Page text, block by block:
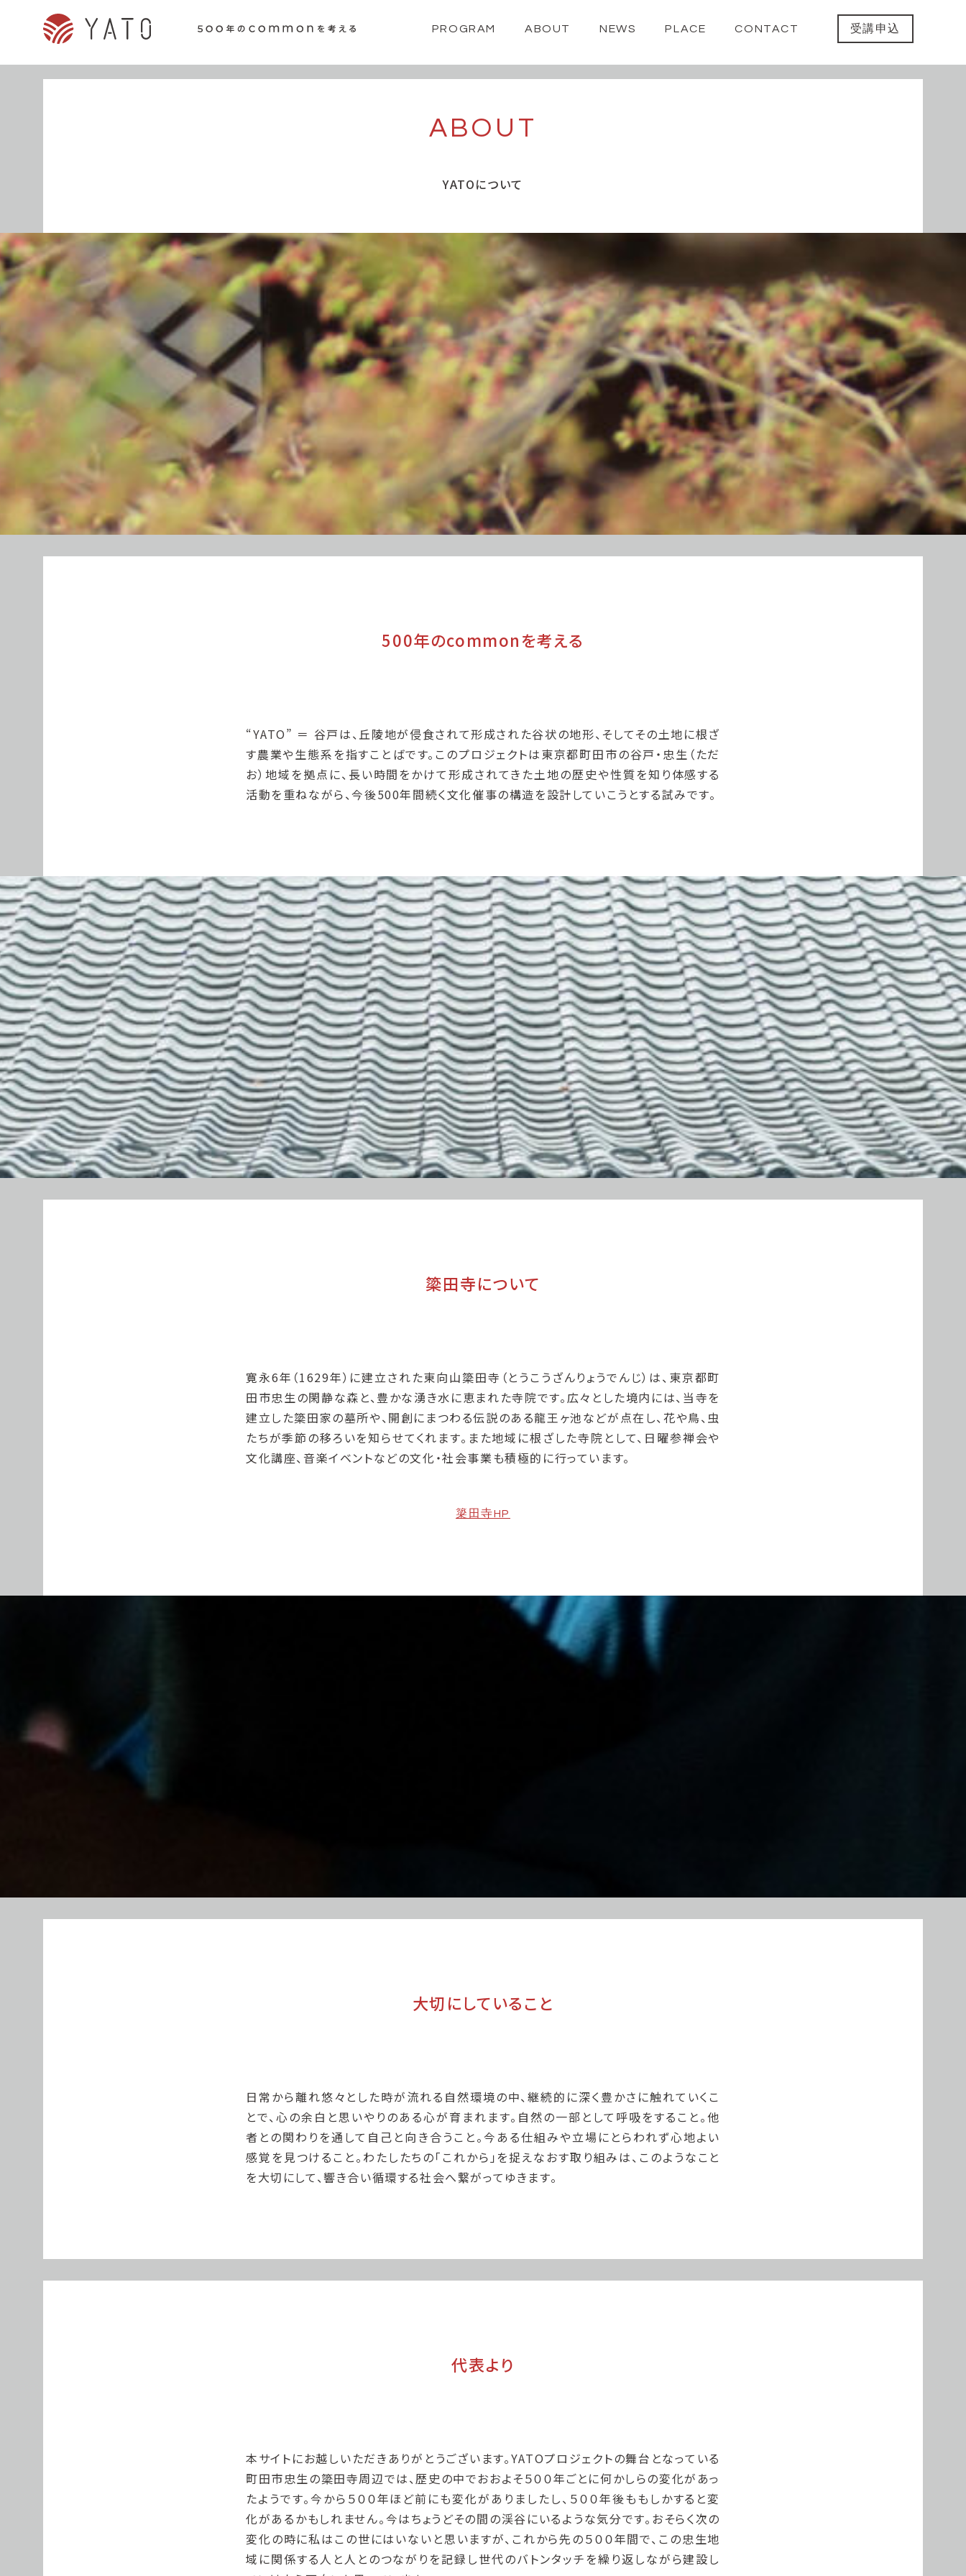
PROGRAM ABOUT NEWS PLACE CONTACT 受講申込
ABOUT
YATOについて
500年のcommonを考える
“YATO” ＝ 谷戸は、丘陵地が侵食されて形成された谷状の地形、そしてその土地に根ざ
す農業や生態系を指すことばです。このプロジェクトは東京都町田市の谷戸・忠生（ただ
お）地域を拠点に、長い時間をかけて形成されてきた土地の歴史や性質を知り体感する
活動を重ねながら、今後500年間続く文化催事の構造を設計していこうとする試みです。
簗田寺について
寛永6年（1629年）に建立された東向山簗田寺（とうこうざんりょうでんじ）は、東京都町
田市忠生の閑静な森と、豊かな湧き水に恵まれた寺院です。広々とした境内には、当寺を
建立した簗田家の墓所や、開創にまつわる伝説のある龍王ヶ池などが点在し、花や鳥、虫
たちが季節の移ろいを知らせてくれます。また地域に根ざした寺院として、日曜参禅会や
文化講座、音楽イベントなどの文化・社会事業も積極的に行っています。
簗田寺HP
大切にしていること
日常から離れ悠々とした時が流れる自然環境の中、継続的に深く豊かさに触れていくこ
とで、心の余白と思いやりのある心が育まれます。自然の一部として呼吸をすること。他
者との関わりを通して自己と向き合うこと。今ある仕組みや立場にとらわれず心地よい
感覚を見つけること。わたしたちの「これから」を捉えなおす取り組みは、このようなこと
を大切にして、響き合い循環する社会へ繋がってゆきます。
代表より
本サイトにお越しいただきありがとうございます。YATOプロジェクトの舞台となっている
町田市忠生の簗田寺周辺では、歴史の中でおおよそ５００年ごとに何かしらの変化があっ
たようです。今から５００年ほど前にも変化がありましたし、５００年後ももしかすると変
化があるかもしれません。今はちょうどその間の渓谷にいるような気分です。おそらく次の
変化の時に私はこの世にはいないと思いますが、これから先の５００年間で、この忠生地
域に関係する人と人とのつながりを記録し世代のバトンタッチを繰り返しながら建設し